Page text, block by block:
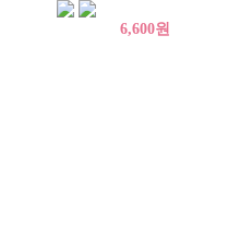
6,600원